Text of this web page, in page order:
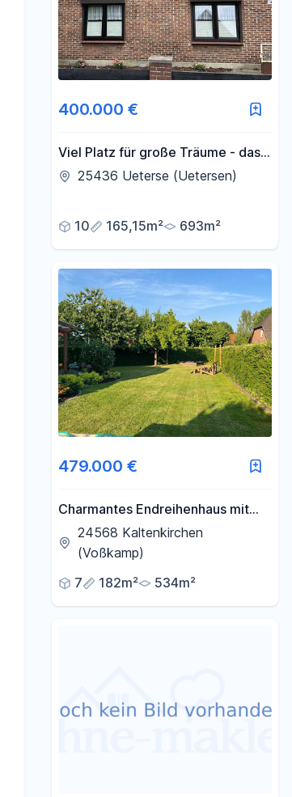
400.000 €
Viel Platz für große Träume - das
Familienzuhause wartet
25436 Ueterse (Uetersen)
10 165,15m² 693m²
479.000 €
Charmantes Endreihenhaus mit
großzügigem Grundstück in
Kaltenkirchen - Reserviert!!!
24568 Kaltenkirchen
(Voßkamp)
7
182m² 534m²